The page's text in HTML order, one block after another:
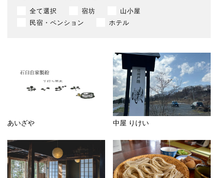
全て選択 宿坊
山小屋
民宿・ペンション
ホテル
あいざや 中屋 りけい